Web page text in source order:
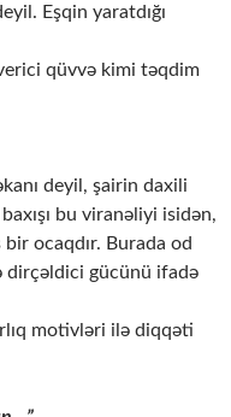
Eşqin yaratdığı
qüvvə kimi təqdim
deyil, şairin daxili
bu viranəliyi isidən,
ocaqdır. Burada od
dirçəldici gücünü ifadə
motivləri ilə diqqəti